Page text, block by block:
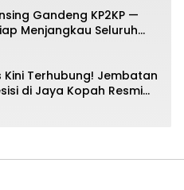
Gandeng KP2KP —
Menjangkau Seluruh
Kini Terhubung! Jembatan
di Jaya Kopah Resmi
Pembangunan Tak